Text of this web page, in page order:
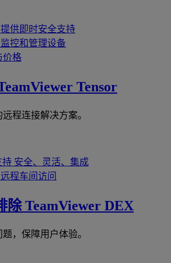
提供即时安全支持
监控和管理设备
价格
Tensor
程连接解决方案。
持 安全、灵活、集成
远程车间访问
除 TeamViewer DEX
，保障用户体验。